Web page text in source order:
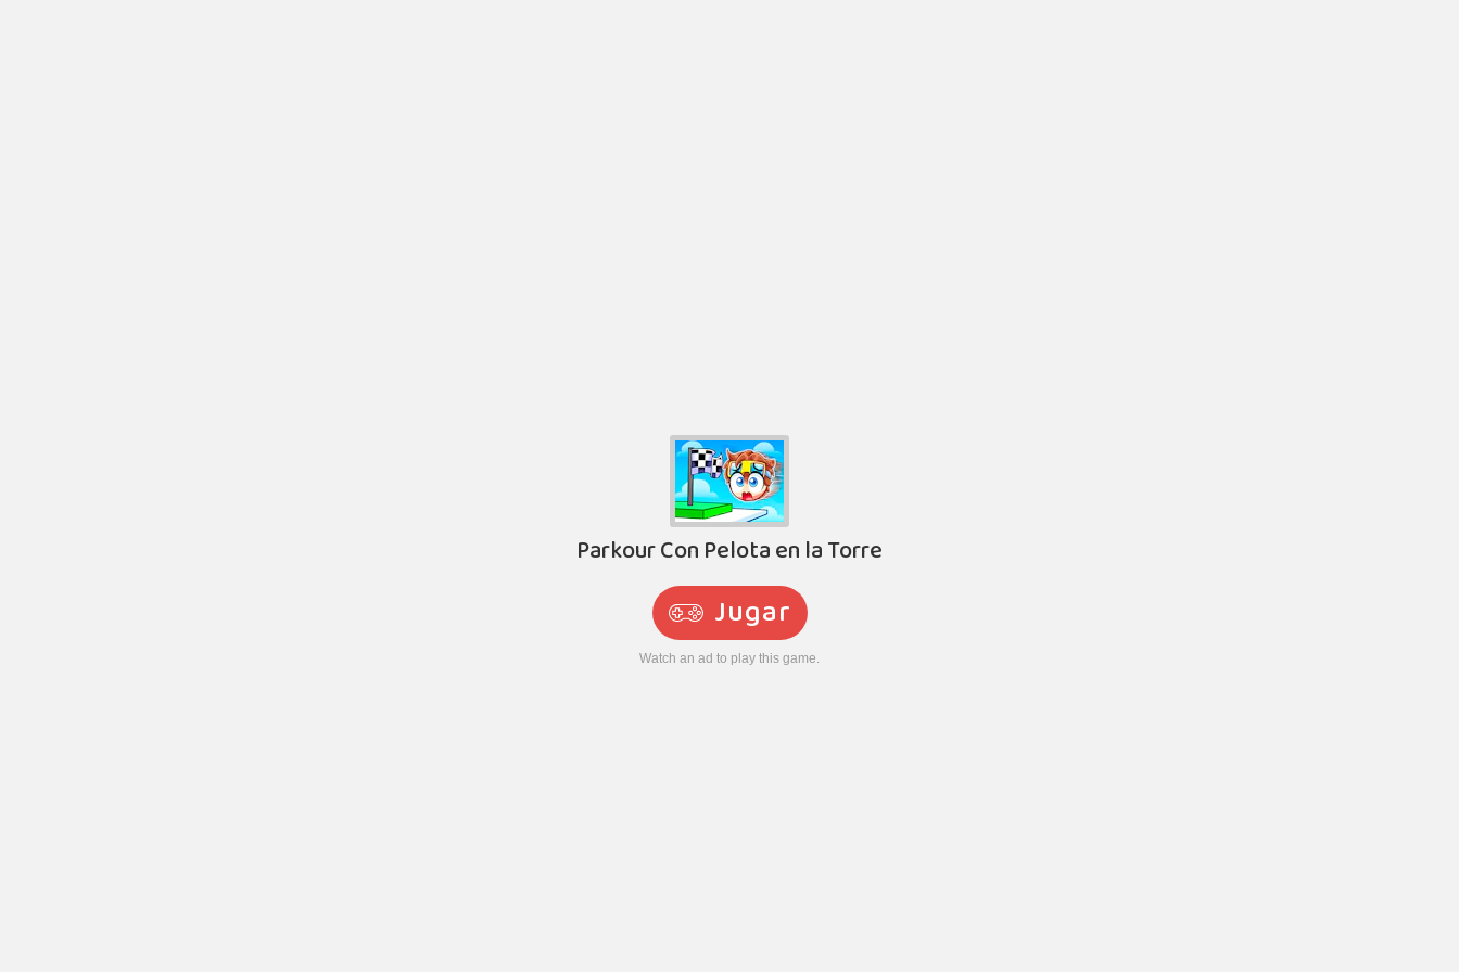
Parkour Con Pelota en la Torre
Jugar
Watch an ad to play this game.